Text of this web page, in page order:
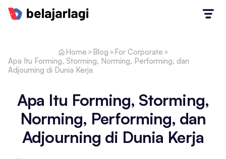
Home Blog
For Corporate
Apa Itu Forming, Storming, Norming, Performing, dan
Adjourning di Dunia Kerja
Apa Itu Forming, Storming,
Norming, Performing, dan
Adjourning di Dunia Kerja